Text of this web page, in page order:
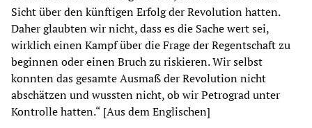
Sicht über den künftigen Erfolg der Revolution hatten.
Daher glaubten wir nicht, dass es die Sache wert sei,
wirklich einen Kampf über die Frage der Regentschaft zu
beginnen oder einen Bruch zu riskieren. Wir selbst
konnten das gesamte Ausmaß der Revolution nicht
abschätzen und wussten nicht, ob wir Petrograd unter
Kontrolle hatten.“ [Aus dem Englischen]